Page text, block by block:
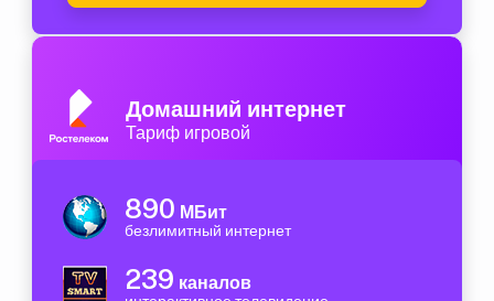
Домашний интернет
Тариф игровой
890 МБит
безлимитный интернет
239 каналов